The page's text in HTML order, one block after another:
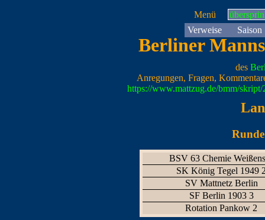
Menü
Verweise
Saison
Berliner
des
Anregungen, Fragen,
https://www.mattzug.de/bmm/
BSV 63 Chemie
SK König Tegel 1949
SV Mattnetz Berlin
SF Berlin 1903 3
Rotation Pankow 2